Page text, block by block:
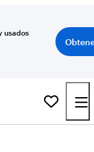
usados